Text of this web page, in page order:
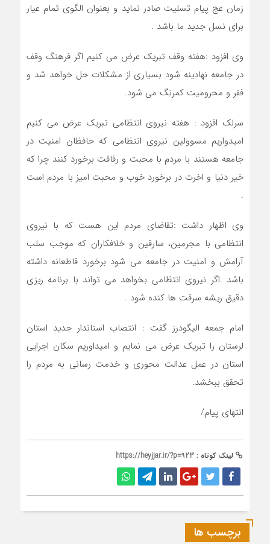
زمان عج پیام تسلیت صادر نماید و بعنوان الگوی تمام عیار
برای نسل جدید ما باشد .
وی افزود :هفته وقف تبریک عرض می کنیم اگر فرهنگ وقف
در جامعه نهادینه شود بسیاری از مشکلات حل خواهد شد و
فقر و محرومیت کمرنگ می شود.
سرلک افزود : هفته نیروی انتظامی تبریک عرض می کنیم
امیدواریم مسوولین نیروی انتظامی که حافظان امنیت در
جامعه هستند با مردم با محبت و رفاقت برخورد کنند چرا که
خیر دنیا و اخرت در برخورد خوب و محبت امیز با مردم است
.
وی اظهار داشت :تقاضای مردم این هست که با نیروی
انتظامی با مجرمین، سارقین و خلافکاران که موجب سلب
آرامش و امنیت در جامعه می شود برخورد قاطعانه داشته
باشد .اگر نیروی انتظامی بخواهد می تواند با برنامه ریزی
دقیق ریشه سرقت ها کنده شود .
امام جمعه الیگودرز گفت : انتصاب استاندار جدید استان
لرستان را تبریک عرض می نمایم و امیداوریم سکان اجرایی
استان در عمل عدالت محوری و خدمت رسانی به مردم را
تحقق ببخشد.
انتهای پیام/
لینک کوتاه : https://heyjjar.ir/?p=923
برچسب ها